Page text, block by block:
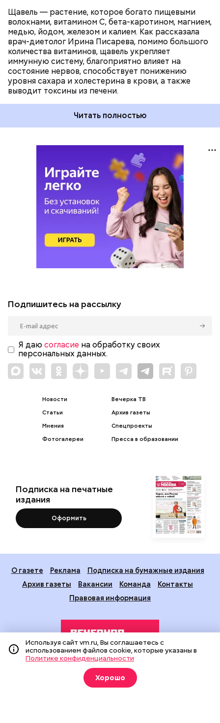
Щавель — растение, которое богато пищевыми
волокнами, витамином С, бета-каротином, магнием,
медью, йодом, железом и калием. Как рассказала
врач-диетолог Ирина Писарева, помимо большого
количества витаминов, щавель укрепляет
иммунную систему, благоприятно влияет на
состояние нервов, способствует понижению
уровня сахара и холестерина в крови, а также
выводит токсины из печени.
Читать полностью
Подпишитесь на рассылку
Я даю согласие на обработку своих
персональных данных.
Новости
Статьи
Мнения
Фотогалереи
Вечерка ТВ
Архив газеты
Спецпроекты
Пресса в образовании
Подписка на печатные
издания
Оформить
О газете Реклама
Подписка на бумажные издания
Архив газеты
Вакансии Команда
Контакты
Правовая информация
Издание создано при финансовой поддержке Департамента
средств массовой информации и рекламы города Москвы.
На сайте применяются рекомендательные технологии
Используя сайт vm.ru, Вы соглашаетесь с
использованием файлов cookie, которые указаны в
Политике конфиденциальности
Хорошо